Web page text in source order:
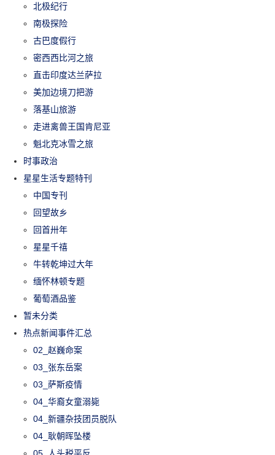
北极纪行
南极探险
古巴度假行
密西西比河之旅
直击印度达兰萨拉
美加边境刀把游
落基山旅游
走进禽兽王国肯尼亚
魁北克冰雪之旅
时事政治
星星生活专题特刊
中国专刊
回望故乡
回首卅年
星星千禧
牛转乾坤过大年
缅怀林顿专题
葡萄酒品鉴
暂未分类
热点新闻事件汇总
02_赵巍命案
03_张东岳案
03_萨斯疫情
04_华裔女童溺毙
04_新疆杂技团员脱队
04_耿朝晖坠楼